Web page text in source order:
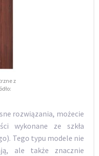
z
rozwiązania, możecie
wykonane ze szkła
Tego typu modele nie
ale także znacznie